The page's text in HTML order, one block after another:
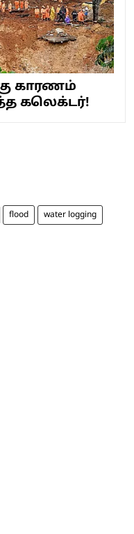
காரணம்
கலெக்டர்!
flood water logging